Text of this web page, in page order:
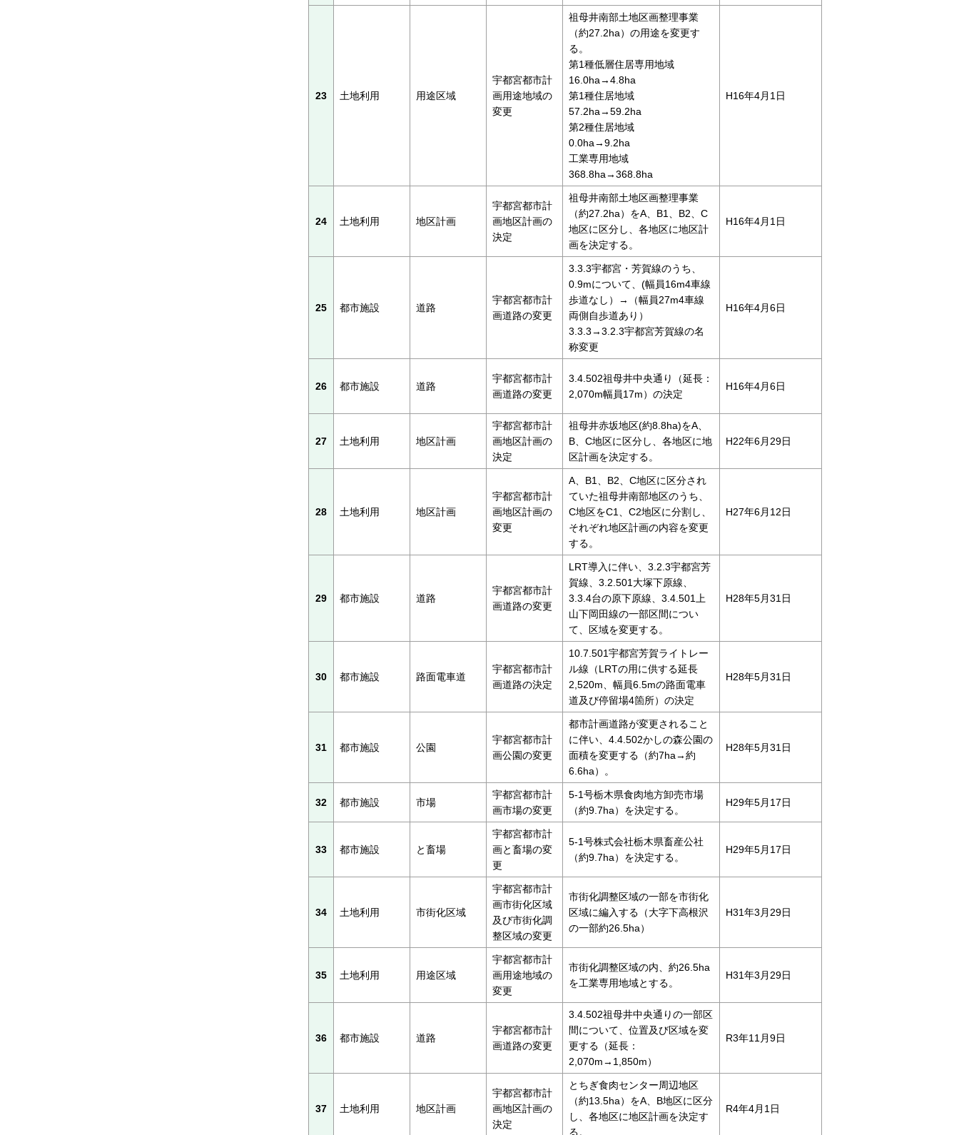
23 土地利用 用途区域
宇都宮都市計
画用途地域の
変更
祖母井南部土地区画整理事業
（約27.2ha）の用途を変更す
る。
第1種低層住居専用地域
16.0ha→4.8ha
第1種住居地域
57.2ha→59.2ha
第2種住居地域
0.0ha→9.2ha
工業専用地域
368.8ha→368.8ha
H16年4月1日
24 土地利用 地区計画
宇都宮都市計
画地区計画の
決定
祖母井南部土地区画整理事業
（約27.2ha）をA、B1、B2、C
地区に区分し、各地区に地区計
画を決定する。
H16年4月1日
25 都市施設 道路
宇都宮都市計
画道路の変更
3.3.3宇都宮・芳賀線のうち、
0.9mについて、(幅員16m4車線
歩道なし）→（幅員27m4車線
両側自歩道あり）
3.3.3→3.2.3宇都宮芳賀線の名
称変更
H16年4月6日
26 都市施設 道路
宇都宮都市計
画道路の変更
3.4.502祖母井中央通り（延長：
2,070m幅員17m）の決定
H16年4月6日
27 土地利用 地区計画
宇都宮都市計
画地区計画の
決定
祖母井赤坂地区(約8.8ha)をA、
B、C地区に区分し、各地区に地
区計画を決定する。
H22年6月29日
28 土地利用 地区計画
宇都宮都市計
画地区計画の
変更
A、B1、B2、C地区に区分され
ていた祖母井南部地区のうち、
C地区をC1、C2地区に分割し、
それぞれ地区計画の内容を変更
する。
H27年6月12日
29 都市施設 道路
宇都宮都市計
画道路の変更
LRT導入に伴い、3.2.3宇都宮芳
賀線、3.2.501大塚下原線、
3.3.4台の原下原線、3.4.501上
山下岡田線の一部区間につい
て、区域を変更する。
H28年5月31日
30 都市施設 路面電車道
宇都宮都市計
画道路の決定
10.7.501宇都宮芳賀ライトレー
ル線（LRTの用に供する延長
2,520m、幅員6.5mの路面電車
道及び停留場4箇所）の決定
H28年5月31日
31 都市施設 公園
宇都宮都市計
画公園の変更
都市計画道路が変更されること
に伴い、4.4.502かしの森公園の
面積を変更する（約7ha→約
6.6ha）。
H28年5月31日
32 都市施設 市場
宇都宮都市計
画市場の変更
5-1号栃木県食肉地方卸売市場
（約9.7ha）を決定する。
H29年5月17日
33 都市施設 と畜場
宇都宮都市計
画と畜場の変
更
5-1号株式会社栃木県畜産公社
（約9.7ha）を決定する。
H29年5月17日
34 土地利用 市街化区域
宇都宮都市計
画市街化区域
及び市街化調
整区域の変更
市街化調整区域の一部を市街化
区域に編入する（大字下高根沢
の一部約26.5ha）
H31年3月29日
35 土地利用 用途区域
宇都宮都市計
画用途地域の
変更
市街化調整区域の内、約26.5ha
を工業専用地域とする。
H31年3月29日
36 都市施設 道路
宇都宮都市計
画道路の変更
3.4.502祖母井中央通りの一部区
間について、位置及び区域を変
更する（延長：
2,070m→1,850m）
R3年11月9日
37 土地利用 地区計画
宇都宮都市計
画地区計画の
決定
とちぎ食肉センター周辺地区
（約13.5ha）をA、B地区に区分
し、各地区に地区計画を決定す
る。
R4年4月1日